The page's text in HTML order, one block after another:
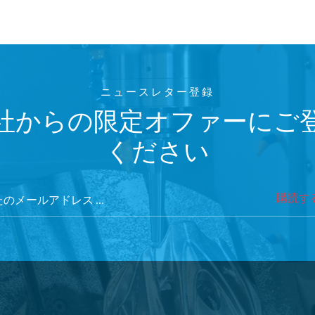
ニュースレター登録
からの限定オファーにご
ください
購読す